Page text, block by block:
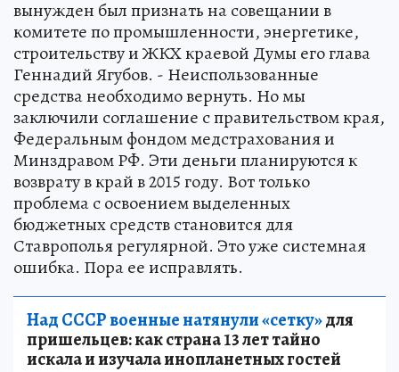
вынужден был признать на совещании в
комитете по промышленности, энергетике,
строительству и ЖКХ краевой Думы его глава
Геннадий Ягубов. - Неиспользованные
средства необходимо вернуть. Но мы
заключили соглашение с правительством края,
Федеральным фондом медстрахования и
Минздравом РФ. Эти деньги планируются к
возврату в край в 2015 году. Вот только
проблема с освоением выделенных
бюджетных средств становится для
Ставрополья регулярной. Это уже системная
ошибка. Пора ее исправлять.
Над СССР военные натянули «сетку»для
пришельцев: как страна 13 лет тайно
искала и изучала инопланетных гостей